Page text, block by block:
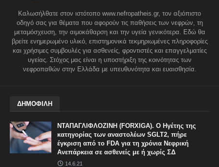
Καλωσήλθατε στον ιστότοπο www.nefropatheis.gr, τον αξιόπιστο
οδηγό σας για θέματα που αφορούν τις παθήσεις των νεφρών, τη
μεταμόσχευση, την αιμοκάθαρση και την υγεία γενικότερα. Εδώ θα
βρείτε ενημερωμένο υλικό, επιστημονικά τεκμηριωμένες πληροφορίες
και χρήσιμες συμβουλές για ασθενείς, φροντιστές και επαγγελματίες
υγείας. Στόχος μας είναι η υποστήριξη της κοινότητας των
νεφροπαθών στην Ελλάδα με υπευθυνότητα και ευαισθησία.
ΔΗΜΟΦΙΛΗ
ΝΤΑΠΑΓΛΙΦΛΟΖΙΝΗ (FORXIGA). Ο Ηγέτης της
κατηγορίας των αναστολέων SGLT2, πήρε
έγκριση από το FDA για τη χρόνια Νεφρική
Ανεπάρκεια σε ασθενείς με ή χωρίς ΣΔ
14.6.21